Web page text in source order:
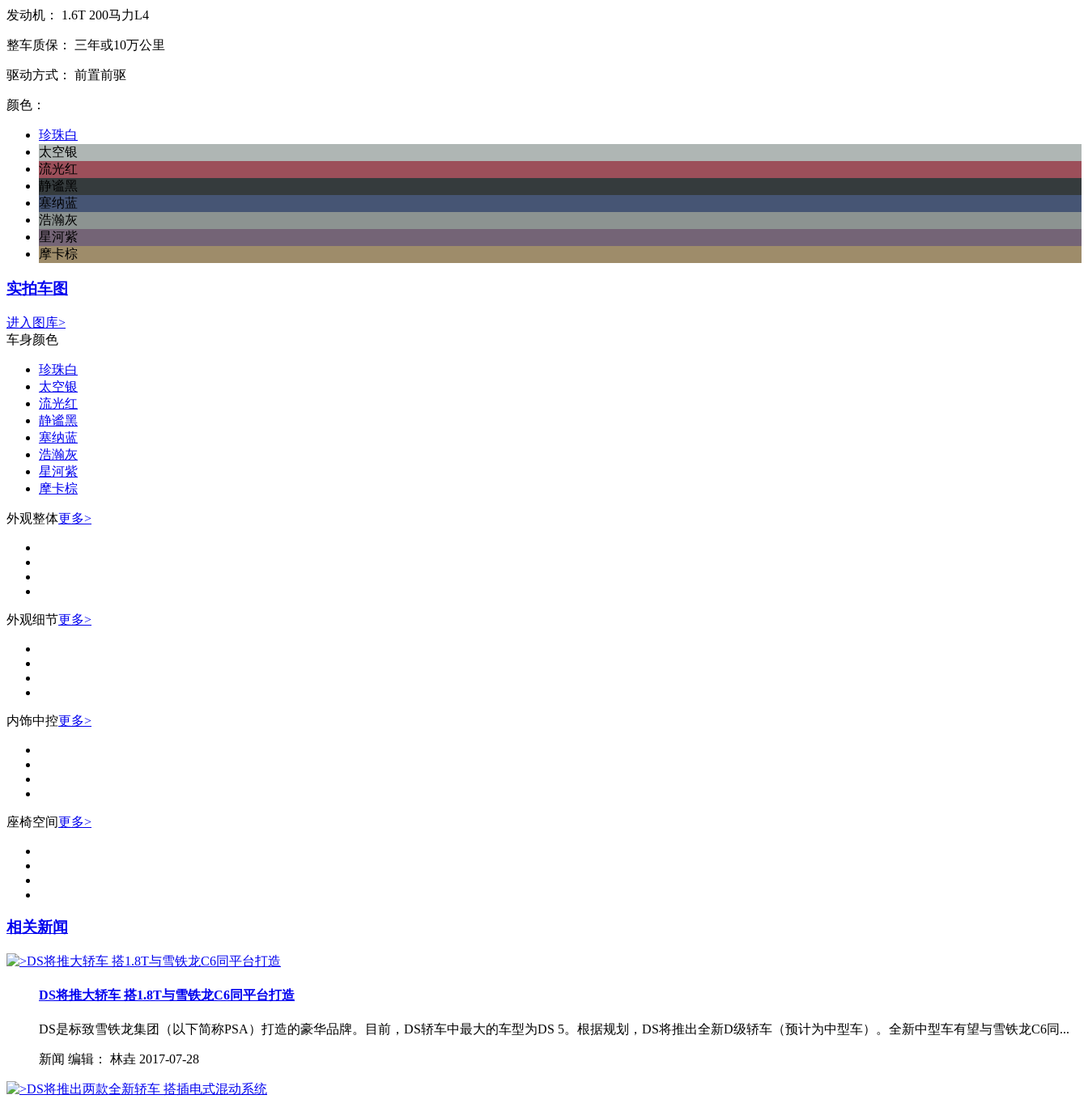
发动机： 1.6T 200马力L4
整车质保： 三年或10万公里
驱动方式： 前置前驱
颜色：
珍珠白
太空银
流光红
静谧黑
塞纳蓝
浩瀚灰
星河紫
摩卡棕
实拍车图
进入图库>
车身颜色
珍珠白
太空银
流光红
静谧黑
塞纳蓝
浩瀚灰
星河紫
摩卡棕
外观整体更多>
外观细节更多>
内饰中控更多>
座椅空间更多>
相关新闻
DS将推大轿车 搭1.8T与雪铁龙C6同平台打造
DS是标致雪铁龙集团（以下简称PSA）打造的豪华品牌。目前，DS轿车中最大的车型为DS 5。根据规划，DS将推出全新D级轿车（预计为中型车）。全新中型车有望与雪铁龙C6同...
新闻 编辑： 林垚 2017-07-28